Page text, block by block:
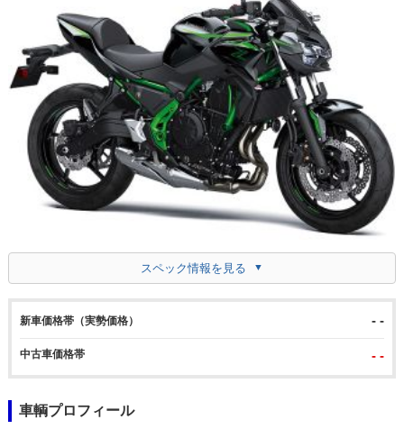
スペック情報を見る
新車価格帯（実勢価格） - -
中古車価格帯 - -
車輌プロフィール